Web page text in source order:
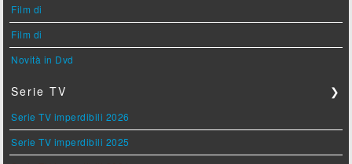
Film di
Film di
Novità in Dvd
Serie TV ❯
Serie TV imperdibili 2026
Serie TV imperdibili 2025